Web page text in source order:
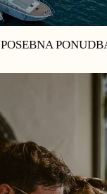
POSEBNA